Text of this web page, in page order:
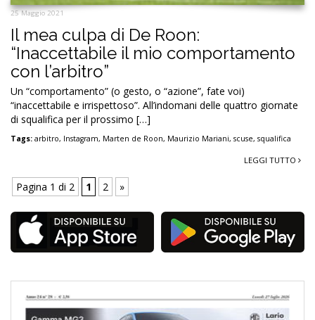
25 Maggio 2021
Il mea culpa di De Roon:
“Inaccettabile il mio comportamento
con l’arbitro”
Un “comportamento” (o gesto, o “azione”, fate voi)
“inaccettabile e irrispettoso”. All’indomani delle quattro giornate
di squalifica per il prossimo […]
Tags: arbitro, Instagram, Marten de Roon, Maurizio Mariani, scuse, squalifica
LEGGI TUTTO
Pagina 1 di 2 1 2 »